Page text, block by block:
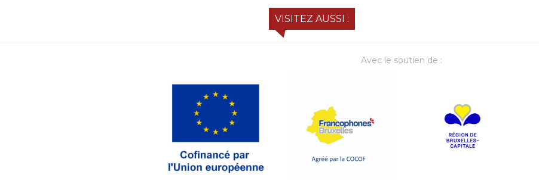
VISITEZ AUSSI :
Avec le soutien de :